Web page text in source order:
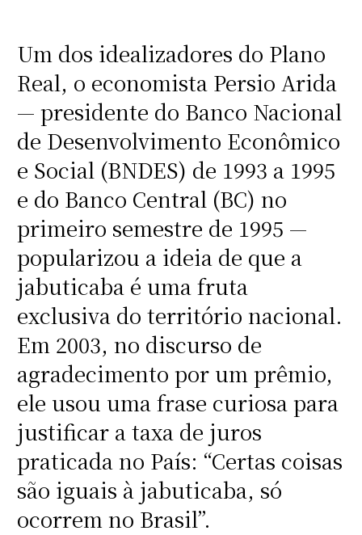
Um dos idealizadores do Plano
Real, o economista Persio Arida
— presidente do Banco Nacional
de Desenvolvimento Econômico
e Social (BNDES) de 1993 a 1995
e do Banco Central (BC) no
primeiro semestre de 1995 —
popularizou a ideia de que a
jabuticaba é uma fruta
exclusiva do território nacional.
Em 2003, no discurso de
agradecimento por um prêmio,
ele usou uma frase curiosa para
justificar a taxa de juros
praticada no País: “Certas coisas
são iguais à jabuticaba, só
ocorrem no Brasil”.